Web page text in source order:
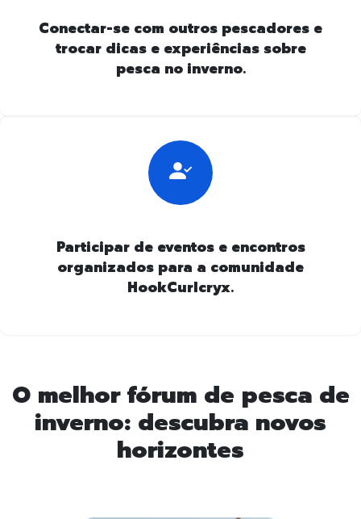
Conectar-se com outros pescadores e
trocar dicas e experiências sobre
pesca no inverno.
Participar de eventos e encontros
organizados para a comunidade
HookCurlcryx.
O melhor fórum de pesca de
inverno: descubra novos
horizontes